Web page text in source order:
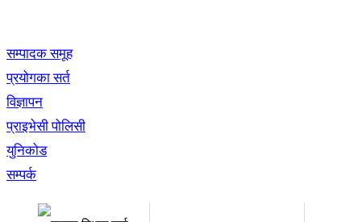
सम्पादक समूह
प्रयोगका सर्त
विज्ञापन
प्राइभेसी पोलिसी
युनिकोड
सम्पर्क